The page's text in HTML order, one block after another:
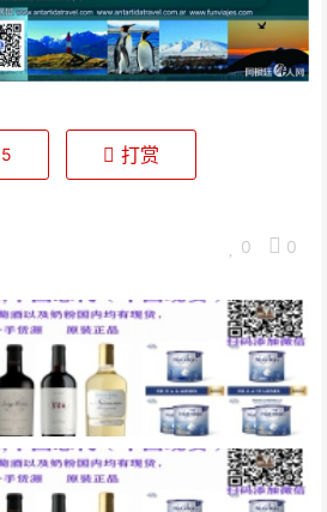
5 打赏
0 0